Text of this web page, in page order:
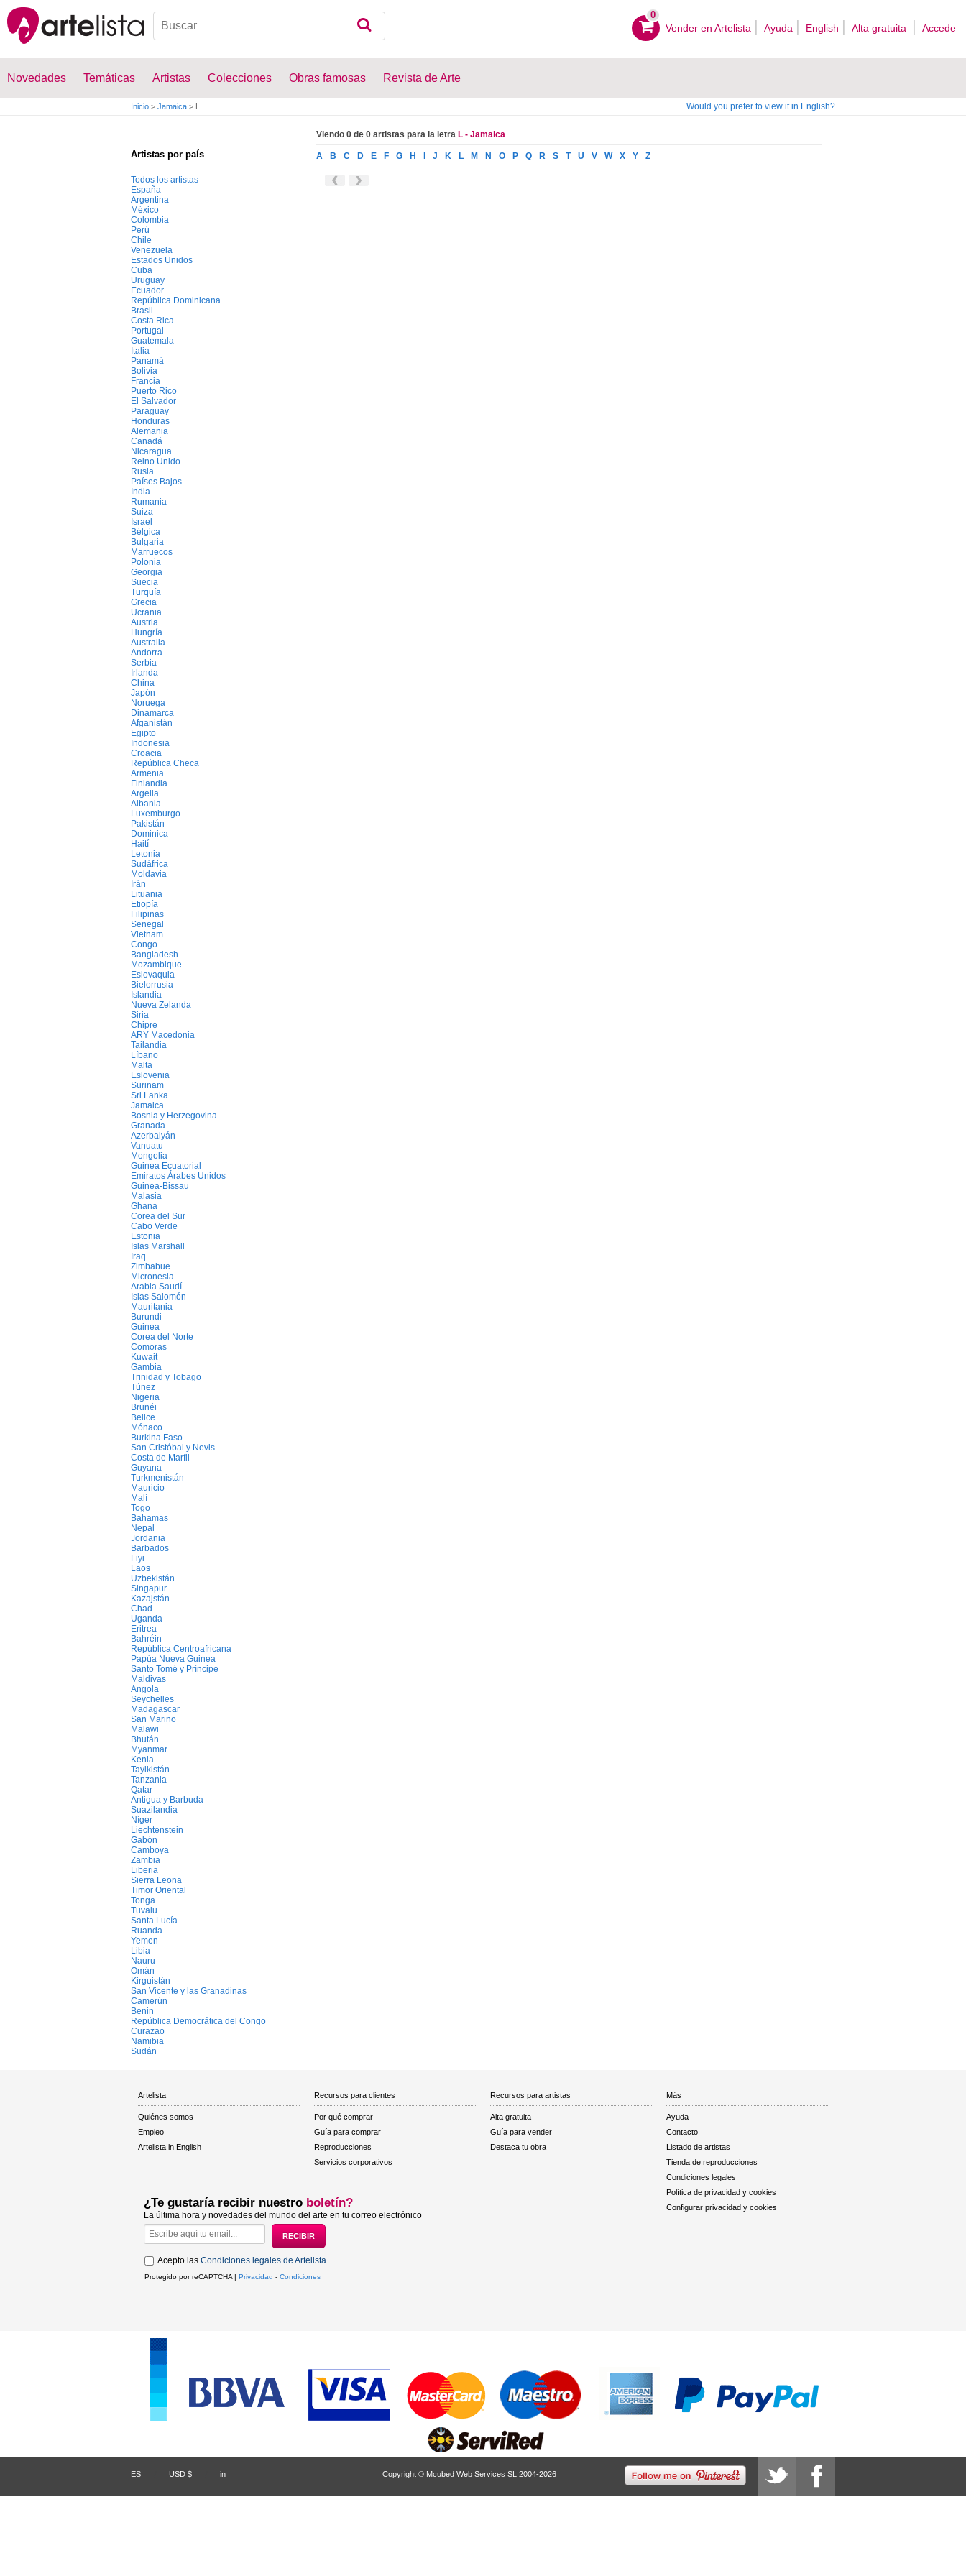
0
Vender en Artelista Ayuda English Alta gratuita Accede
Novedades Temáticas Artistas Colecciones Obras famosas Revista de Arte
Inicio > Jamaica > L Would you prefer to view it in English?
Artistas por país
Todos los artistas
España
Argentina
México
Colombia
Perú
Chile
Venezuela
Estados Unidos
Cuba
Uruguay
Ecuador
República Dominicana
Brasil
Costa Rica
Portugal
Guatemala
Italia
Panamá
Bolivia
Francia
Puerto Rico
El Salvador
Paraguay
Honduras
Alemania
Canadá
Nicaragua
Reino Unido
Rusia
Países Bajos
India
Rumania
Suiza
Israel
Bélgica
Bulgaria
Marruecos
Polonia
Georgia
Suecia
Turquía
Grecia
Ucrania
Austria
Hungría
Australia
Andorra
Serbia
Irlanda
China
Japón
Noruega
Dinamarca
Afganistán
Egipto
Indonesia
Croacia
República Checa
Armenia
Finlandia
Argelia
Albania
Luxemburgo
Pakistán
Dominica
Haití
Letonia
Sudáfrica
Moldavia
Irán
Lituania
Etiopía
Filipinas
Senegal
Vietnam
Congo
Bangladesh
Mozambique
Eslovaquia
Bielorrusia
Islandia
Nueva Zelanda
Siria
Chipre
ARY Macedonia
Tailandia
Líbano
Malta
Eslovenia
Surinam
Sri Lanka
Jamaica
Bosnia y Herzegovina
Granada
Azerbaiyán
Vanuatu
Mongolia
Guinea Ecuatorial
Emiratos Árabes Unidos
Guinea-Bissau
Malasia
Ghana
Corea del Sur
Cabo Verde
Estonia
Islas Marshall
Iraq
Zimbabue
Micronesia
Arabia Saudí
Islas Salomón
Mauritania
Burundi
Guinea
Corea del Norte
Comoras
Kuwait
Gambia
Trinidad y Tobago
Túnez
Nigeria
Brunéi
Belice
Mónaco
Burkina Faso
San Cristóbal y Nevis
Costa de Marfil
Guyana
Turkmenistán
Mauricio
Malí
Togo
Bahamas
Nepal
Jordania
Barbados
Fiyi
Laos
Uzbekistán
Singapur
Kazajstán
Chad
Uganda
Eritrea
Bahréin
República Centroafricana
Papúa Nueva Guinea
Santo Tomé y Príncipe
Maldivas
Angola
Seychelles
Madagascar
San Marino
Malawi
Bhután
Myanmar
Kenia
Tayikistán
Tanzania
Qatar
Antigua y Barbuda
Suazilandia
Níger
Liechtenstein
Gabón
Camboya
Zambia
Liberia
Sierra Leona
Timor Oriental
Tonga
Tuvalu
Santa Lucía
Ruanda
Yemen
Libia
Nauru
Omán
Kirguistán
San Vicente y las Granadinas
Camerún
Benin
República Democrática del Congo
Curazao
Namibia
Sudán
Viendo 0 de 0 artistas para la letra L - Jamaica
A B C D E F G H J K L M N O P Q R S T U V W X Y Z
Artelista
Quiénes somos
Empleo
Artelista in English
Recursos para clientes
Por qué comprar
Guía para comprar
Reproducciones
Servicios corporativos
Recursos para artistas
Alta gratuita
Guía para vender
Destaca tu obra
Más
Ayuda
Contacto
Listado de artistas
Tienda de reproducciones
Condiciones legales
Política de privacidad y cookies
Configurar privacidad y cookies
¿Te gustaría recibir nuestro boletín?
La última hora y novedades del mundo del arte en tu correo electrónico
Acepto las Condiciones legales de Artelista.
Protegido por reCAPTCHA | Privacidad - Condiciones
ES USD $ in Copyright © Mcubed Web Services SL 2004-2026